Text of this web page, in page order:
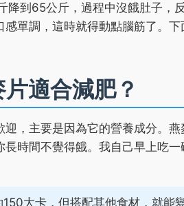
降到65公斤，過程中沒餓肚子，
單調，這時就得動點腦筋了。
適合減肥？
，主要是因為它的營養成分。
時間不覺得餓。我自己早上吃
大卡，但搭配其他食材，就能